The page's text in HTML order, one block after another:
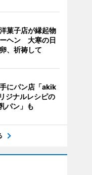
菓子店が縁起物
ヘン 大寒の日
、祈祷して
にパン店「akik
ナルレシピの
パン」も